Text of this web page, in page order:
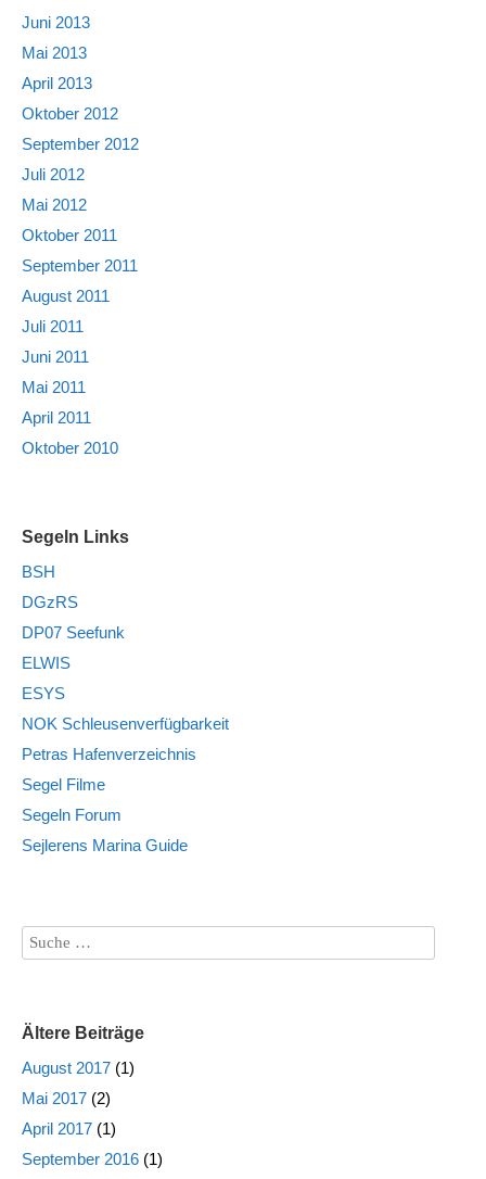
Juni 2013
Mai 2013
April 2013
Oktober 2012
September 2012
Juli 2012
Mai 2012
Oktober 2011
September 2011
August 2011
Juli 2011
Juni 2011
Mai 2011
April 2011
Oktober 2010
Segeln Links
BSH
DGzRS
DP07 Seefunk
ELWIS
ESYS
NOK Schleusenverfügbarkeit
Petras Hafenverzeichnis
Segel Filme
Segeln Forum
Sejlerens Marina Guide
Ältere Beiträge
August 2017 (1)
Mai 2017 (2)
April 2017 (1)
September 2016 (1)